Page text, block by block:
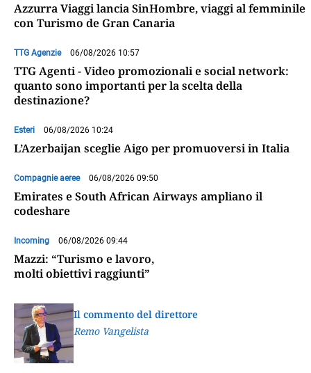
Azzurra Viaggi lancia SinHombre, viaggi al femminile
con Turismo de Gran Canaria
TTG Agenzie 06/08/2026 10:57
TTG Agenti - Video promozionali e social network:
quanto sono importanti per la scelta della
destinazione?
Esteri 06/08/2026 10:24
L’Azerbaijan sceglie Aigo per promuoversi in Italia
Compagnie aeree 06/08/2026 09:50
Emirates e South African Airways ampliano il
codeshare
Incoming 06/08/2026 09:44
Mazzi: “Turismo e lavoro,
molti obiettivi raggiunti”
Il commento del direttore
Remo Vangelista